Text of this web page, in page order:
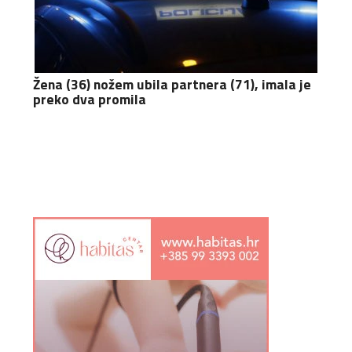
Žena (36) nožem ubila partnera (71), imala je
preko dva promila